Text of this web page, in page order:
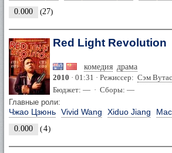
0.000 (27)
Red Light Revolution
комедия драма
2010 · 01:31 · Режиссер: Сэм Вутас
Бюджет: — · Сборы: —
Главные роли:
Чжао Цзюнь Vivid Wang Xiduo Jiang
0.000 (4)